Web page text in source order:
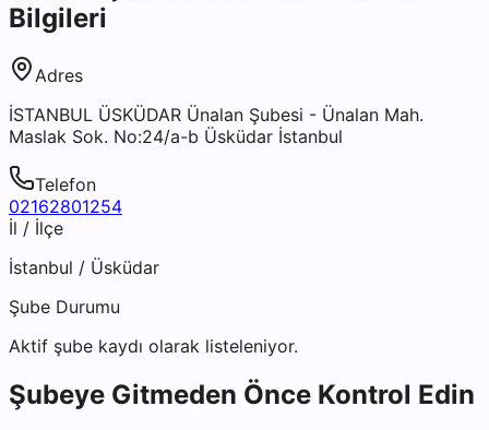
Bilgileri
Adres
İSTANBUL ÜSKÜDAR Ünalan Şubesi - Ünalan Mah.
Maslak Sok. No:24/a-b Üsküdar İstanbul
Telefon
02162801254
İl / İlçe
İstanbul / Üsküdar
Şube Durumu
Aktif şube kaydı olarak listeleniyor.
Şubeye Gitmeden Önce Kontrol Edin